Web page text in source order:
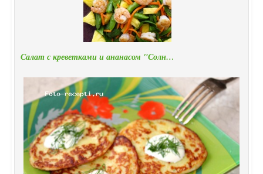
Салат с креветками и ананасом "Солн…